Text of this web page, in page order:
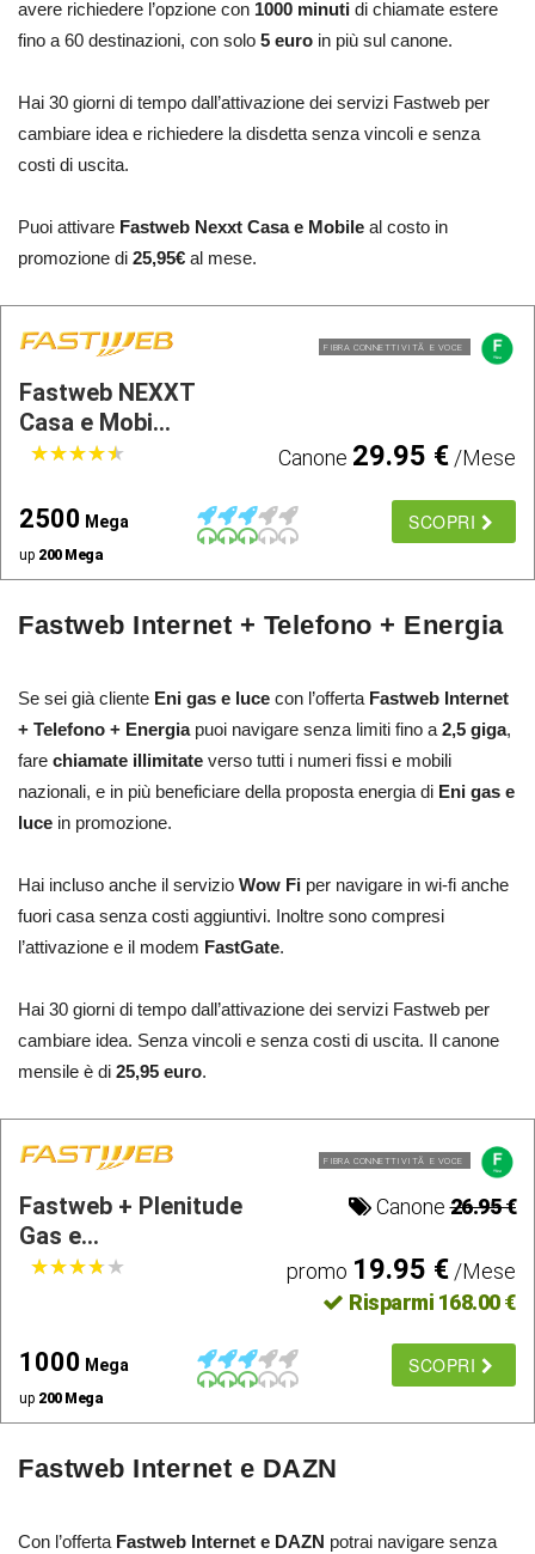
avere richiedere l’opzione con 1000 minuti di chiamate estere
fino a 60 destinazioni, con solo 5 euro in più sul canone.
Hai 30 giorni di tempo dall’attivazione dei servizi Fastweb per
cambiare idea e richiedere la disdetta senza vincoli e senza
costi di uscita.
Puoi attivare Fastweb Nexxt Casa e Mobile al costo in
promozione di 25,95€ al mese.
FIBRA CONNETTIVITÃ E VOCE
Fastweb NEXXT
Casa e Mobi...
★★★★★
★★★★★ Canone 29.95 €/Mese
2500 Mega
up 200 Mega
SCOPRI
Fastweb Internet + Telefono + Energia
Se sei già cliente Eni gas e luce con l’offerta Fastweb Internet
+ Telefono + Energia puoi navigare senza limiti fino a 2,5 giga,
fare chiamate illimitate verso tutti i numeri fissi e mobili
nazionali, e in più beneficiare della proposta energia di Eni gas e
luce in promozione.
Hai incluso anche il servizio Wow Fi per navigare in wi-fi anche
fuori casa senza costi aggiuntivi. Inoltre sono compresi
l’attivazione e il modem FastGate.
Hai 30 giorni di tempo dall’attivazione dei servizi Fastweb per
cambiare idea. Senza vincoli e senza costi di uscita. Il canone
mensile è di 25,95 euro.
FIBRA CONNETTIVITÃ E VOCE
Fastweb + Plenitude
Gas e...
Canone26.95 €
★★★★★
★★★★★ promo 19.95 €/Mese
Risparmi 168.00 €
1000 Mega
up 200 Mega
SCOPRI
Fastweb Internet e DAZN
Con l’offerta Fastweb Internet e DAZN potrai navigare senza